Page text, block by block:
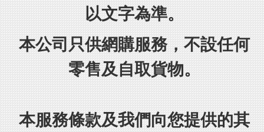
以文字為準。
本公司只供網購服務，不設任何
零售及自取貨物。
本服務條款及我們向您提供的其